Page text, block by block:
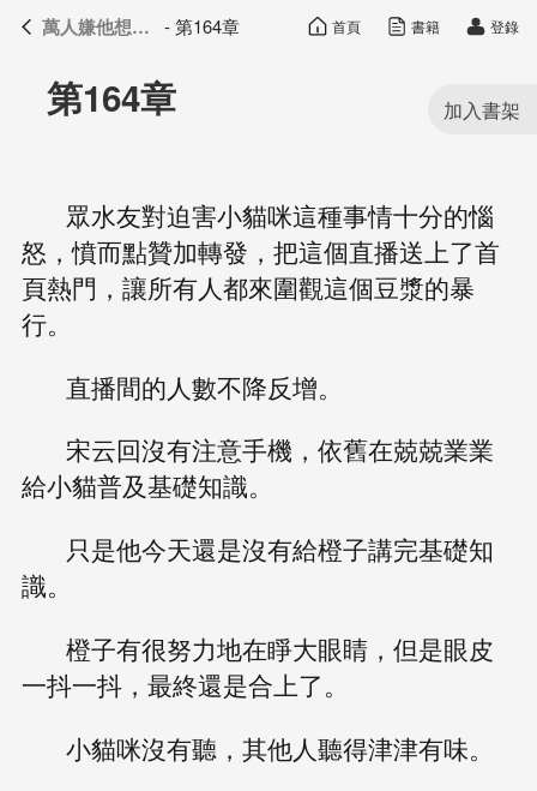
萬人嫌他想開了 目錄
第164章
眾水友對迫害小貓咪這種事情十分的惱
怒，憤而點贊加轉發，把這個直播送上了首
頁熱門，讓所有人都來圍觀這個豆漿的暴
行。
直播間的人數不降反增。
宋云回沒有注意手機，依舊在兢兢業業
給小貓普及基礎知識。
只是他今天還是沒有給橙子講完基礎知
識。
橙子有很努力地在睜大眼睛，但是眼皮
一抖一抖，最終還是合上了。
小貓咪沒有聽，其他人聽得津津有味。
萬人嫌他想開了 - 第164章 首頁 書籍 登錄